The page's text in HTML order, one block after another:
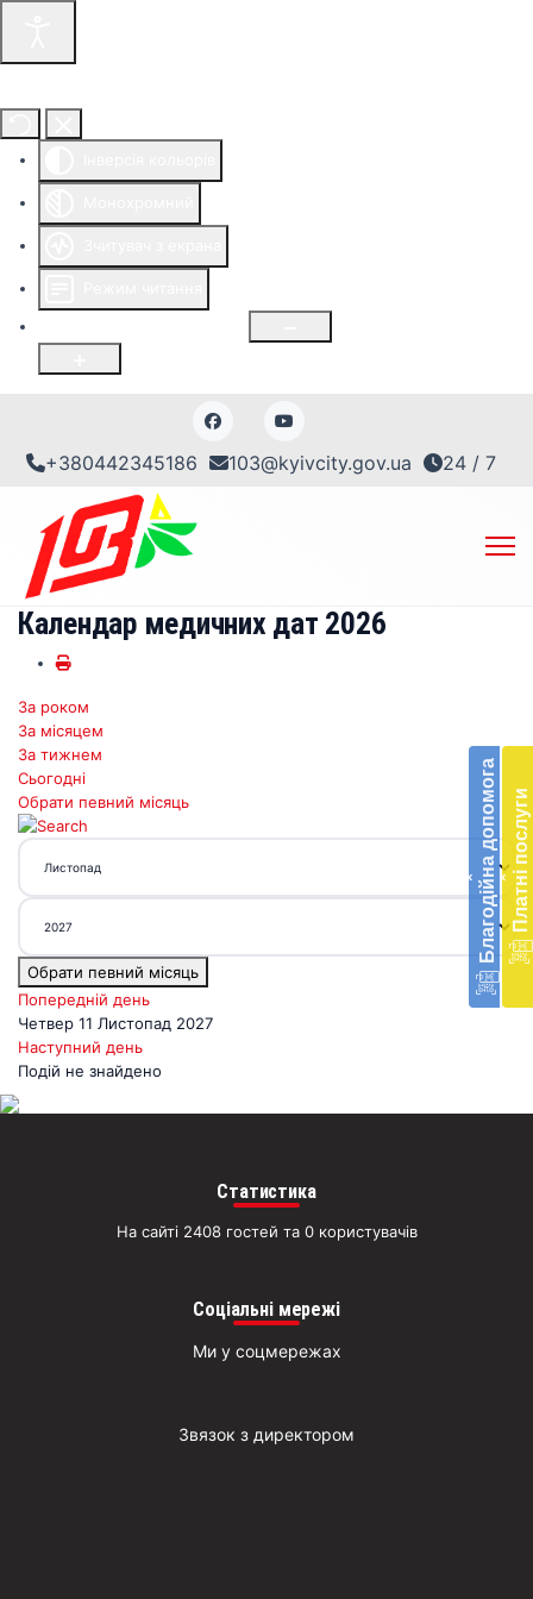
+380442345186 103@kyivcity.gov.ua 24 / 7
‹ Благодійна допомогав
‹ Платні послуги
Календар медичних дат 2026
За роком
За місяцем
За тижнем
Сьогодні
Обрати певний місяць
Обрати певний місяць
Попередній день
Четвер 11 Листопад 2027
Наступний день
Подій не знайдено
Статистика
На сайті 2408 гостей та 0 користувачів
Соціальні мережі
Ми у соцмережах
Звязок з директором